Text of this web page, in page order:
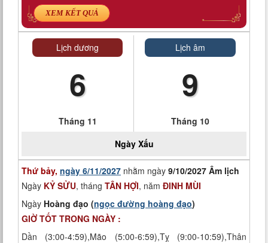
XEM KẾT QUẢ
Lịch dương
6
Tháng 11
Lịch âm
9
Tháng 10
Ngày Xấu
Thứ bảy, ngày 6/11/2027 nhằm ngày 9/10/2027 Âm lịch
Ngày KỶ SỬU, tháng TÂN HỢI, năm ĐINH MÙI
Ngày Hoàng đạo (ngọc đường hoàng đạo)
GIỜ TỐT TRONG NGÀY :
Dần (3:00-4:59),Mão (5:00-6:59),Tỵ (9:00-10:59),Thân